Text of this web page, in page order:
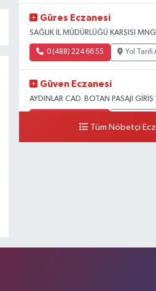
Güres Eczanesi
SAĞLIK İL MÜDÜRLÜĞÜ KARŞISI
0 (488) 224 66 55 Yol Tarifi
Güven Eczanesi
AYDINLAR CAD. BOTAN PASAJI GİRİŞ
Tüm Nöbetçi